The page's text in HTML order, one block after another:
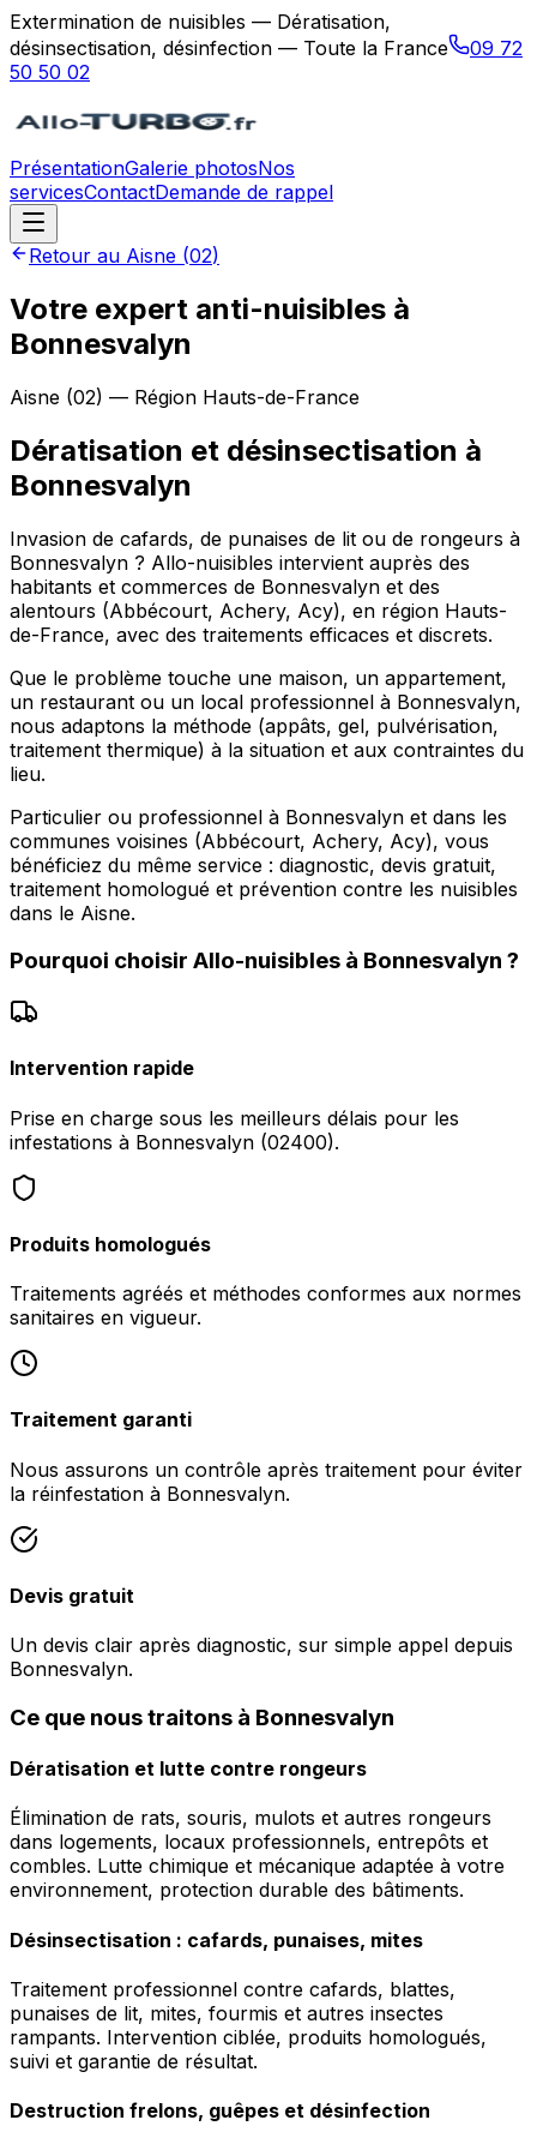
Extermination de nuisibles — Dératisation,
désinsectisation, désinfection — Toute la France
09 72
50 50 02
PrésentationGalerie photosNos
servicesContactDemande de rappel
Retour au Aisne (02)
Votre expert anti-nuisibles à
Bonnesvalyn
Aisne (02) — Région Hauts-de-France
Dératisation et désinsectisation à
Bonnesvalyn
Invasion de cafards, de punaises de lit ou de rongeurs à
Bonnesvalyn ? Allo-nuisibles intervient auprès des
habitants et commerces de Bonnesvalyn et des
alentours (Abbécourt, Achery, Acy), en région Hauts-
de-France, avec des traitements efficaces et discrets.
Que le problème touche une maison, un appartement,
un restaurant ou un local professionnel à Bonnesvalyn,
nous adaptons la méthode (appâts, gel, pulvérisation,
traitement thermique) à la situation et aux contraintes du
lieu.
Particulier ou professionnel à Bonnesvalyn et dans les
communes voisines (Abbécourt, Achery, Acy), vous
bénéficiez du même service : diagnostic, devis gratuit,
traitement homologué et prévention contre les nuisibles
dans le Aisne.
Pourquoi choisir Allo-nuisibles à Bonnesvalyn ?
Intervention rapide
Prise en charge sous les meilleurs délais pour les
infestations à Bonnesvalyn (02400).
Produits homologués
Traitements agréés et méthodes conformes aux normes
sanitaires en vigueur.
Traitement garanti
Nous assurons un contrôle après traitement pour éviter
la réinfestation à Bonnesvalyn.
Devis gratuit
Un devis clair après diagnostic, sur simple appel depuis
Bonnesvalyn.
Ce que nous traitons à Bonnesvalyn
Dératisation et lutte contre rongeurs
Élimination de rats, souris, mulots et autres rongeurs
dans logements, locaux professionnels, entrepôts et
combles. Lutte chimique et mécanique adaptée à votre
environnement, protection durable des bâtiments.
Désinsectisation : cafards, punaises, mites
Traitement professionnel contre cafards, blattes,
punaises de lit, mites, fourmis et autres insectes
rampants. Intervention ciblée, produits homologués,
suivi et garantie de résultat.
Destruction frelons, guêpes et désinfection